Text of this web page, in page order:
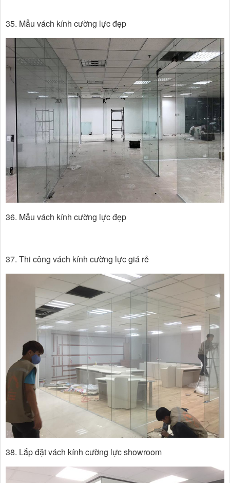
35. Mẫu vách kính cường lực đẹp
36. Mẫu vách kính cường lực đẹp
37. Thi công vách kính cường lực giá rẻ
38. Lắp đặt vách kính cường lực showroom